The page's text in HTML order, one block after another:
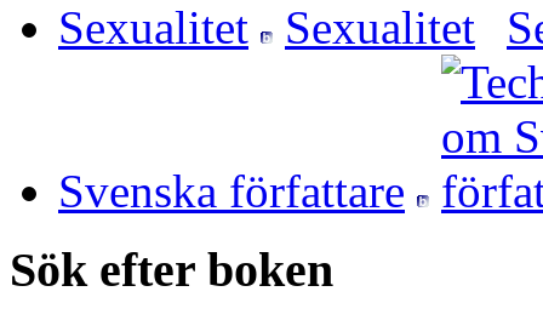
Sexualitet
Svenska författare
Sök efter boken